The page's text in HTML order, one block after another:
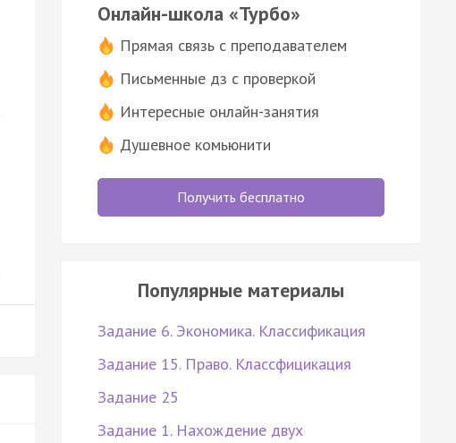
Онлайн-школа «Турбо»
Прямая связь с преподавателем
Письменные дз с проверкой
Интересные онлайн-занятия
Душевное комьюнити
Получить бесплатно
Популярные материалы
Задание 6. Экономика. Классификация
Задание 15. Право. Классфицикация
Задание 25
Задание 1. Нахождение двух